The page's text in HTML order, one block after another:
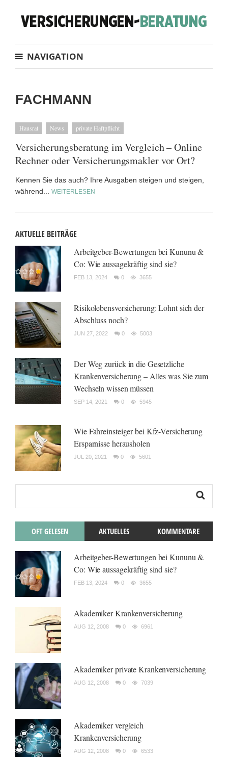
NAVIGATION
FACHMANN
Hausrat News private Haftpflicht
Versicherungsberatung im Vergleich – Online
Rechner oder Versicherungsmakler vor Ort?
Kennen Sie das auch? Ihre Ausgaben steigen und steigen,
während... WEITERLESEN
AKTUELLE BEITRÄGE
Arbeitgeber-Bewertungen bei Kununu &
Co: Wie aussagekräftig sind sie?
FEB 13, 2024 0 3655
Risikolebensversicherung: Lohnt sich der
Abschluss noch?
JUN 27, 2022 0 5003
Der Weg zurück in die Gesetzliche
Krankenversicherung – Alles was Sie zum
Wechseln wissen müssen
SEP 14, 2021 0 5945
Wie Fahreinsteiger bei Kfz-Versicherung
Ersparnisse herausholen
JUL 20, 2021 0 5601
OFT GELESEN AKTUELLES KOMMENTARE
Arbeitgeber-Bewertungen bei Kununu &
Co: Wie aussagekräftig sind sie?
FEB 13, 2024 0 3655
Akademiker Krankenversicherung
AUG 12, 2008 0 6961
Akademiker private Krankenversicherung
AUG 12, 2008 0 7039
Akademiker vergleich
Krankenversicherung
AUG 12, 2008 0 6533